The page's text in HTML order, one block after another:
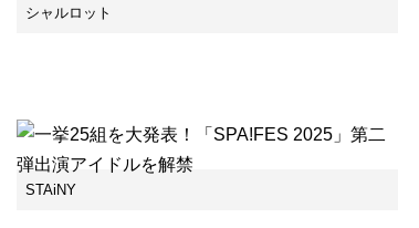
シャルロット
STAiNY